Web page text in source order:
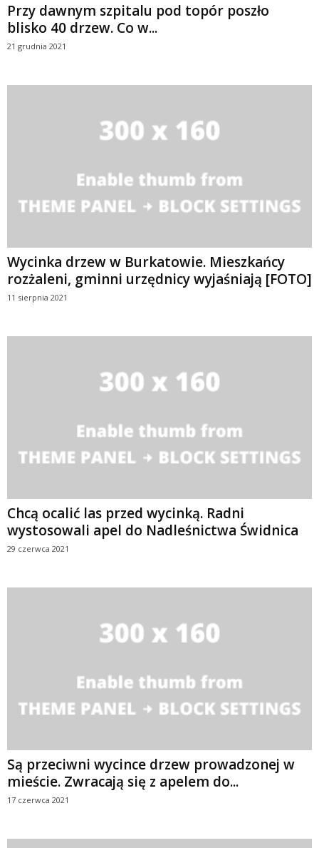
Przy dawnym szpitalu pod topór poszło
blisko 40 drzew. Co w...
21 grudnia 2021
Wycinka drzew w Burkatowie. Mieszkańcy
rozżaleni, gminni urzędnicy wyjaśniają [FOTO]
11 sierpnia 2021
Chcą ocalić las przed wycinką. Radni
wystosowali apel do Nadleśnictwa Świdnica
29 czerwca 2021
Są przeciwni wycince drzew prowadzonej w
mieście. Zwracają się z apelem do...
17 czerwca 2021